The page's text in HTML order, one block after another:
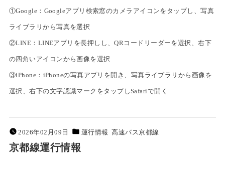
①Google：Googleアプリ検索窓のカメラアイコンをタップし、写真
ライブラリから写真を選択
②LINE：LINEアプリを長押しし、QRコードリーダーを選択、右下
の四角いアイコンから画像を選択
③iPhone：iPhoneの写真アプリを開き、写真ライブラリから画像を
選択、右下の文字認識マークをタップしSafariで開く
2026年02月09日 運行情報 高速バス京都線
京都線運行情報